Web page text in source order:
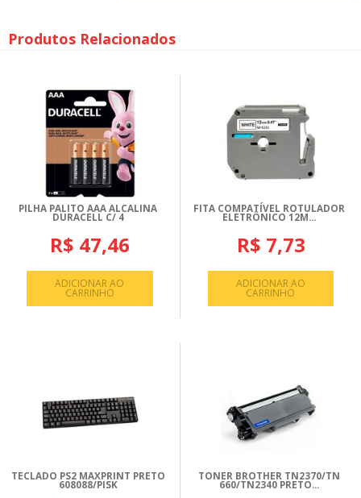
Produtos Relacionados
PILHA PALITO AAA ALCALINA
DURACELL C/ 4
R$ 47,46
ADICIONAR AO
CARRINHO
FITA COMPATÍVEL ROTULADOR
ELETRÔNICO 12M...
R$ 7,73
ADICIONAR AO
CARRINHO
TECLADO PS2 MAXPRINT PRETO
608088/PISK
TONER BROTHER TN2370/TN
660/TN2340 PRETO...